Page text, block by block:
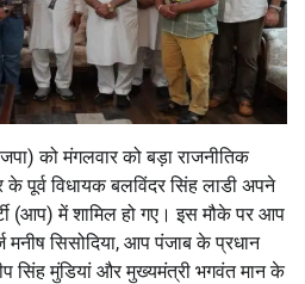
को मंगलवार को बड़ा राजनीतिक
के पूर्व विधायक बलविंदर सिंह लाडी अपने
(आप) में शामिल हो गए। इस मौके पर आप
मनीष सिसोदिया, आप पंजाब के प्रधान
सिंह मुंडियां और मुख्यमंत्री भगवंत मान के